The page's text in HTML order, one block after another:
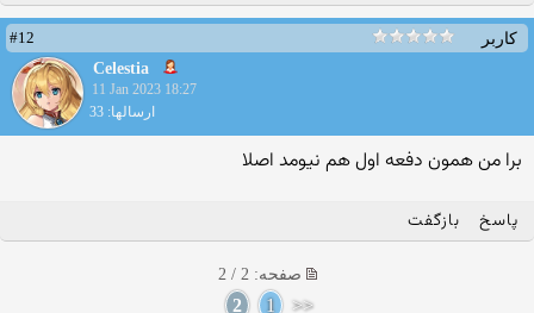
کاربر
#12
Celestia
11 Jan 2023 18:27
ارسالها: 33
برا من همون دفعه اول هم نیومد اصلا
پاسخ بازگفت
صفحه: 2 / 2
<<
1
2